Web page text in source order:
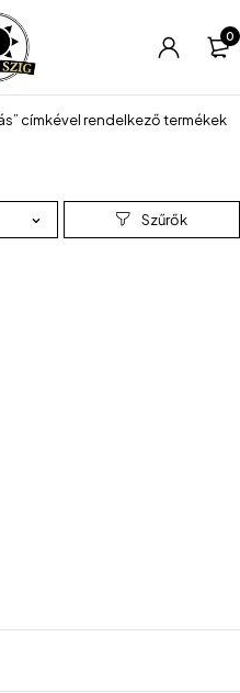
0
címkével rendelkező termékek